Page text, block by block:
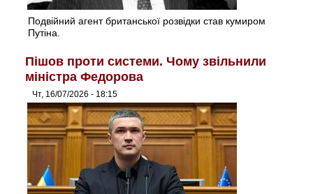
Подвійний агент британської розвідки став кумиром
Путіна.
Пішов проти системи. Чому звільнили
міністра Федорова
Чт, 16/07/2026 - 18:15